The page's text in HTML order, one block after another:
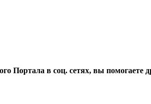
Портала в соц. сетях, вы помогаете